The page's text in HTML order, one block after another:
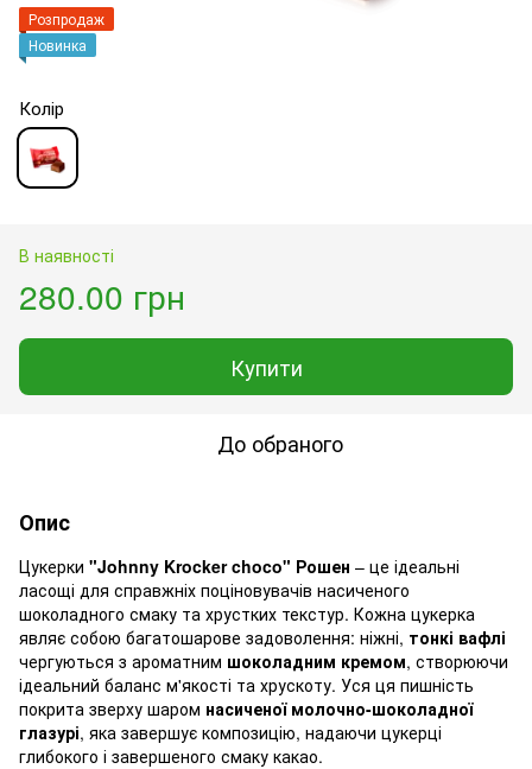
Розпродаж
Новинка
Колір
В наявності
280.00 грн
Купити
До обраного
Опис
Цукерки "Johnny Krocker choco" Рошен – це ідеальні
ласощі для справжніх поціновувачів насиченого
шоколадного смаку та хрустких текстур. Кожна цукерка
являє собою багатошарове задоволення: ніжні, тонкі вафлі
чергуються з ароматним шоколадним кремом, створюючи
ідеальний баланс м'якості та хрускоту. Уся ця пишність
покрита зверху шаром насиченої молочно-шоколадної
глазурі, яка завершує композицію, надаючи цукерці
глибокого і завершеного смаку какао.